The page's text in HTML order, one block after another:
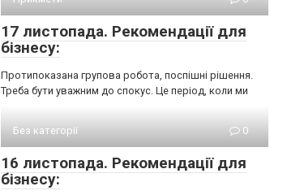
17 листопада. Рекомендації для
бізнесу:
Протипоказана групова робота, поспішні рішення.
Треба бути уважним до спокус. Це період, коли ми
Без категорії 0
16 листопада. Рекомендації для
бізнесу: